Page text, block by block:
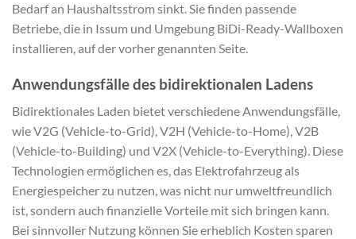
Bedarf an Haushaltsstrom sinkt. Sie finden passende
Betriebe, die in Issum und Umgebung BiDi-Ready-Wallboxen
installieren, auf der vorher genannten Seite.
Anwendungsfälle des bidirektionalen Ladens
Bidirektionales Laden bietet verschiedene Anwendungsfälle,
wie V2G (Vehicle-to-Grid), V2H (Vehicle-to-Home), V2B
(Vehicle-to-Building) und V2X (Vehicle-to-Everything). Diese
Technologien ermöglichen es, das Elektrofahrzeug als
Energiespeicher zu nutzen, was nicht nur umweltfreundlich
ist, sondern auch finanzielle Vorteile mit sich bringen kann.
Bei sinnvoller Nutzung können Sie erheblich Kosten sparen